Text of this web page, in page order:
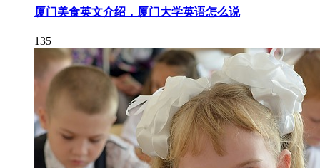
厦门美食英文介绍，厦门大学英语怎么说
135